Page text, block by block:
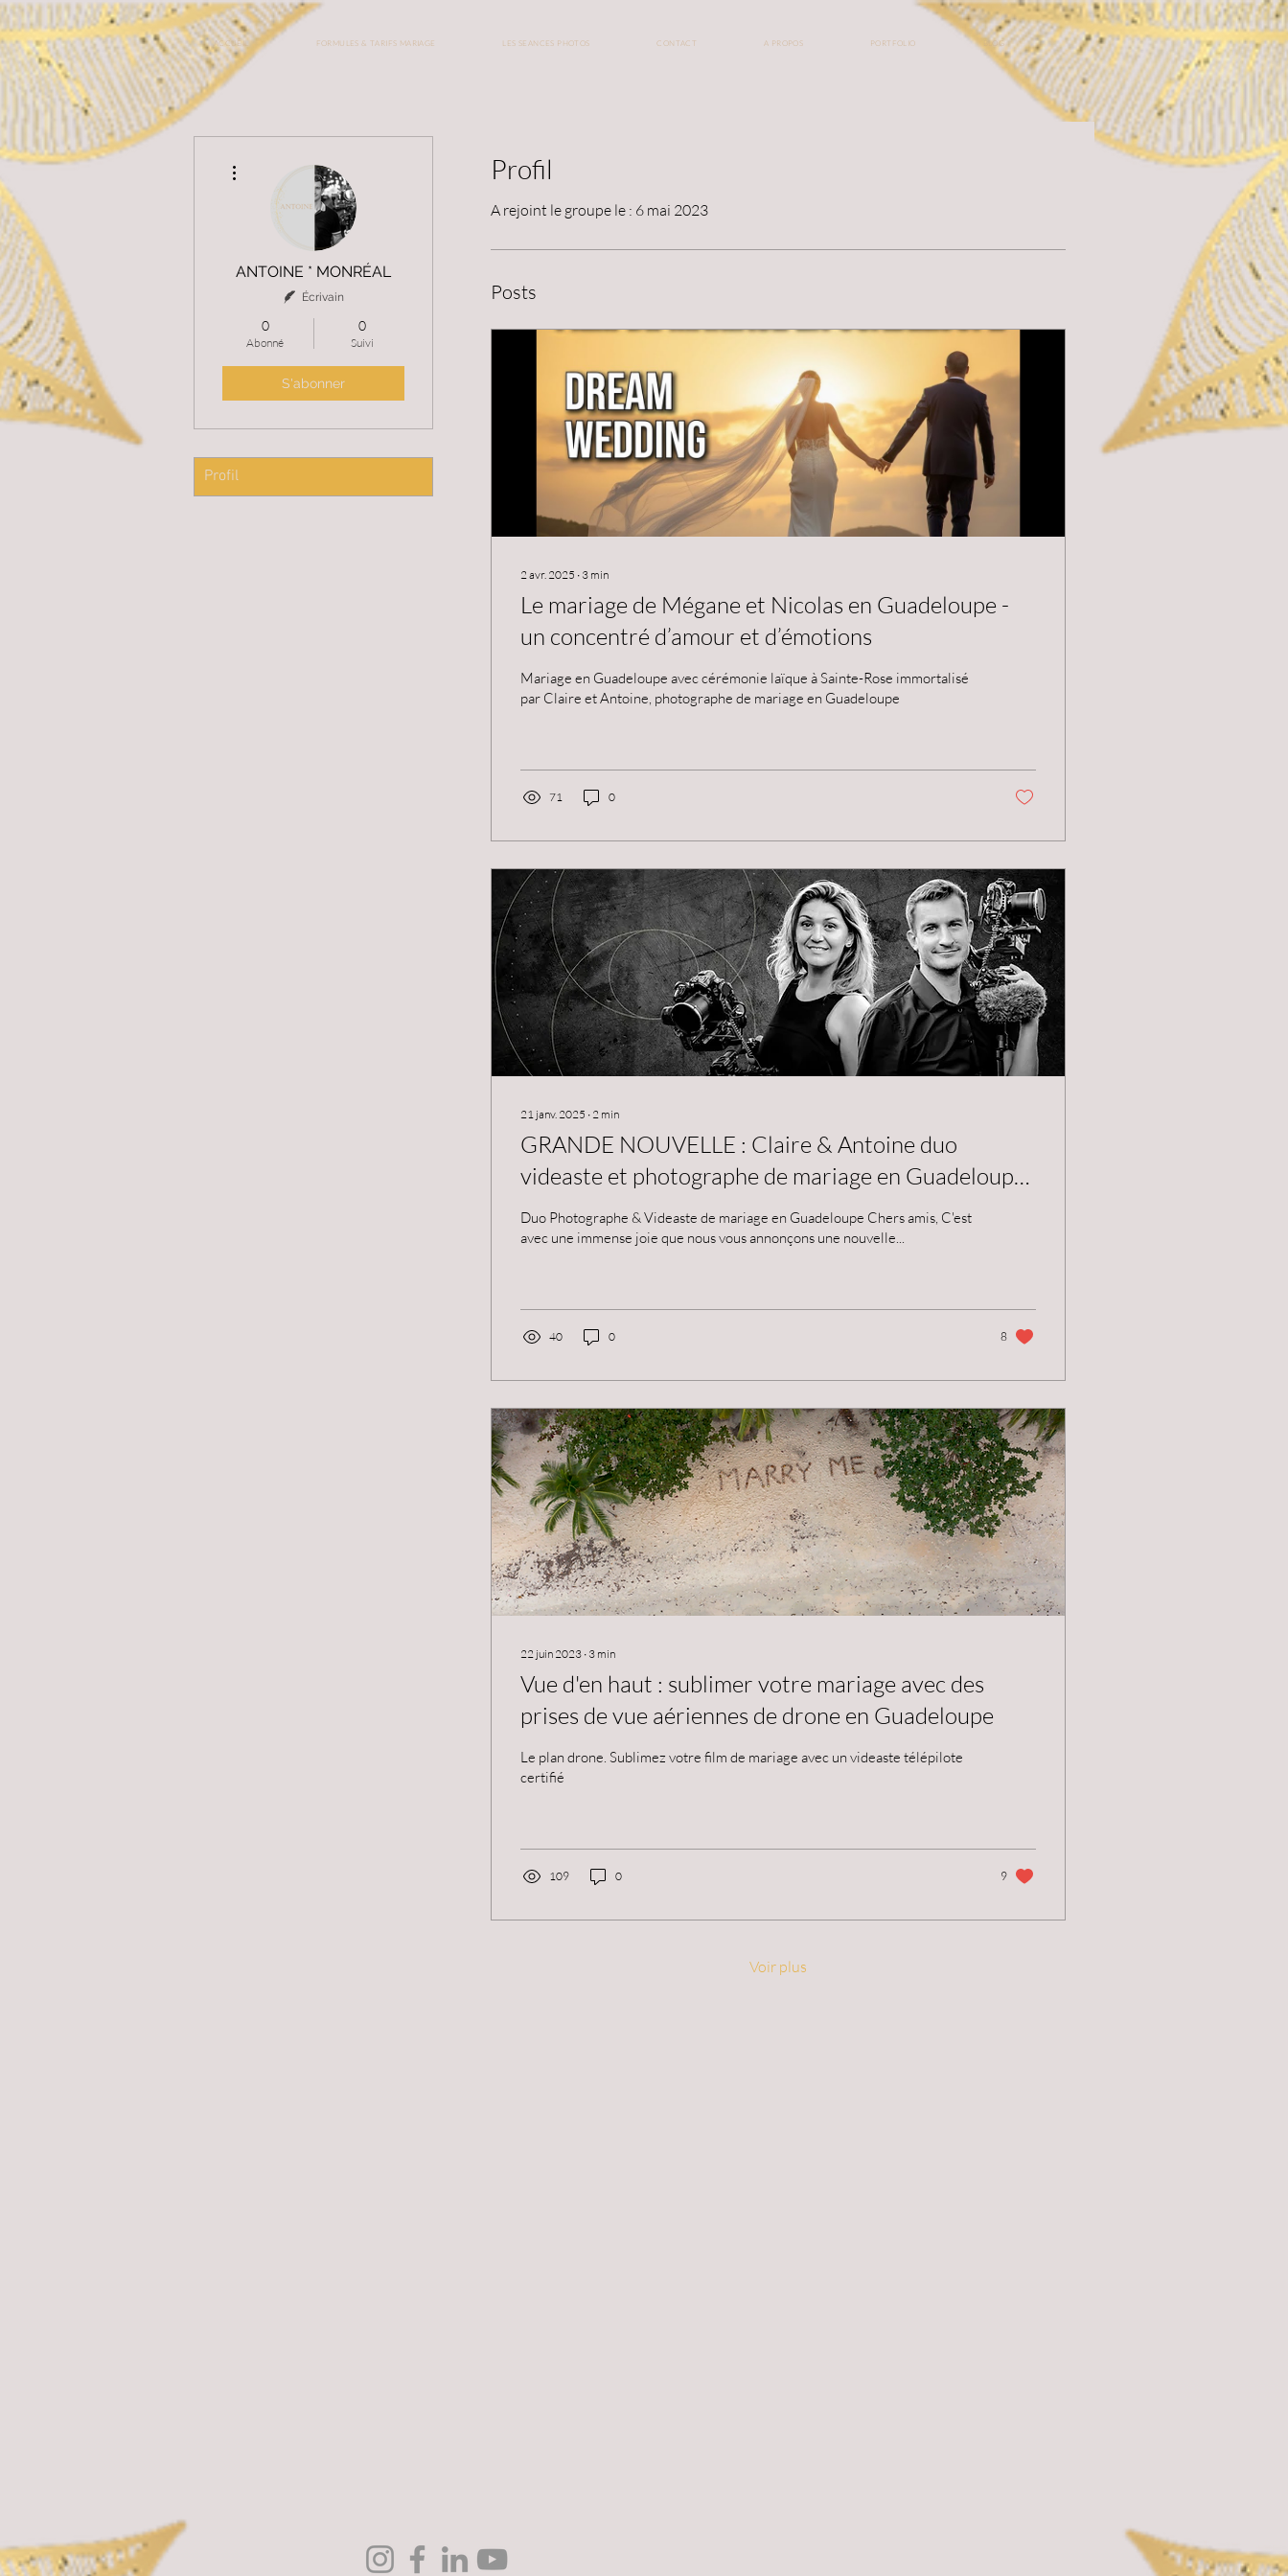
ACCUEIL FORMULES & TARIFS MARIAGE LES SEANCES PHOTOS CONTACT A PROPOS PORTFOLIO BLOG
Profil
A rejoint le groupe le : 6 mai 2023
Posts
2 avr. 2025 ∙ 3 min
Le mariage de Mégane et Nicolas en Guadeloupe -
un concentré d’amour et d’émotions
Mariage en Guadeloupe avec cérémonie laïque à Sainte-Rose immortalisé
par Claire et Antoine, photographe de mariage en Guadeloupe
71 0
21 janv. 2025 ∙ 2 min
GRANDE NOUVELLE : Claire & Antoine duo
videaste et photographe de mariage en Guadeloupe
décrochent leur 4ᵉ Prix International au WPE
Awards !
Duo Photographe & Videaste de mariage en Guadeloupe Chers amis, C'est
avec une immense joie que nous vous annonçons une nouvelle...
40 0 8
22 juin 2023 ∙ 3 min
Vue d'en haut : sublimer votre mariage avec des
prises de vue aériennes de drone en Guadeloupe
Le plan drone. Sublimez votre film de mariage avec un videaste télépilote
certifié
109 0 9
Voir plus
ANTOINE * MONRÉAL
Écrivain
0
Abonné
0
Suivi
S'abonner
Profil